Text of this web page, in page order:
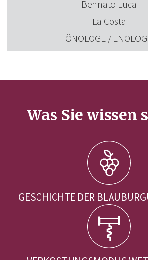
Bennato Luca
La Costa
ÖNOLOGE /
Was Sie wissen
GESCHICHTE DER